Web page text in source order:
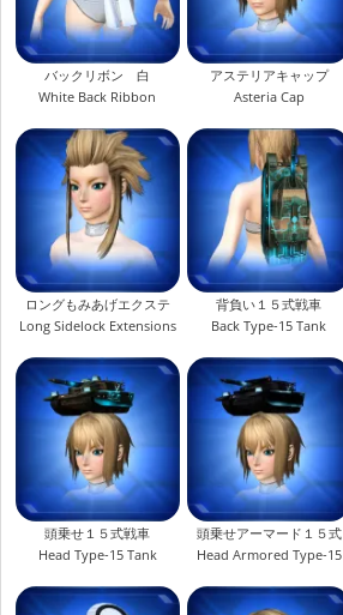
バックリボン 白
White Back Ribbon
アステリアキャップ
Asteria Cap
ロングもみあげエクステ
Long Sidelock Extensions
背負い１５式戦車
Back Type-15 Tank
頭乗せ１５式戦車
Head Type-15 Tank
頭乗せアーマード１５式
Head Armored Type-15